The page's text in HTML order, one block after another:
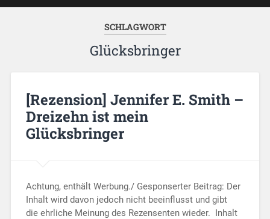
SCHLAGWORT
Glücksbringer
[Rezension] Jennifer E. Smith –
Dreizehn ist mein
Glücksbringer
Achtung, enthält Werbung./ Gesponserter Beitrag: Der
Inhalt wird davon jedoch nicht beeinflusst und gibt
die ehrliche Meinung des Rezensenten wieder. Inhalt